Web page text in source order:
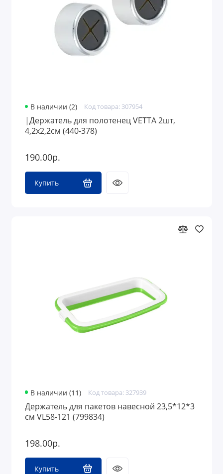
В наличии (2) Код товара: 307954
|Держатель для полотенец VETTA 2шт,
4,2х2,2см (440-378)
190.00р.
Купить
В наличии (11) Код товара: 327939
Держатель для пакетов навесной 23,5*12*3
см VL58-121 (799834)
198.00р.
Купить